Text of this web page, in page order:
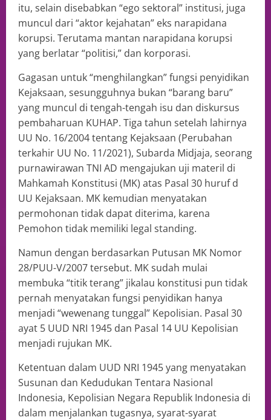
itu, selain disebabkan “ego sektoral” institusi, juga
muncul dari “aktor kejahatan” eks narapidana
korupsi. Terutama mantan narapidana korupsi
yang berlatar “politisi,” dan korporasi.
Gagasan untuk “menghilangkan” fungsi penyidikan
Kejaksaan, sesungguhnya bukan “barang baru”
yang muncul di tengah-tengah isu dan diskursus
pembaharuan KUHAP. Tiga tahun setelah lahirnya
UU No. 16/2004 tentang Kejaksaan (Perubahan
terkahir UU No. 11/2021), Subarda Midjaja, seorang
purnawirawan TNI AD mengajukan uji materil di
Mahkamah Konstitusi (MK) atas Pasal 30 huruf d
UU Kejaksaan. MK kemudian menyatakan
permohonan tidak dapat diterima, karena
Pemohon tidak memiliki legal standing.
Namun dengan berdasarkan Putusan MK Nomor
28/PUU-V/2007 tersebut. MK sudah mulai
membuka “titik terang” jikalau konstitusi pun tidak
pernah menyatakan fungsi penyidikan hanya
menjadi “wewenang tunggal” Kepolisian. Pasal 30
ayat 5 UUD NRI 1945 dan Pasal 14 UU Kepolisian
menjadi rujukan MK.
Ketentuan dalam UUD NRI 1945 yang menyatakan
Susunan dan Kedudukan Tentara Nasional
Indonesia, Kepolisian Negara Republik Indonesia di
dalam menjalankan tugasnya, syarat-syarat